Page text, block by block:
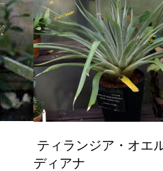
ティランジア・オエ
ディアナ